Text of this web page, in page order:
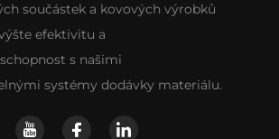
součástek a kovových výrobků
efektivitu a
s našimi
systémy dodávky materiálu.